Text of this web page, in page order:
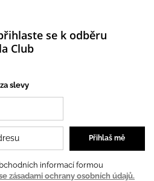
se k odběru
Club
slevy
informací formou
zásadami ochrany osobních údajů.